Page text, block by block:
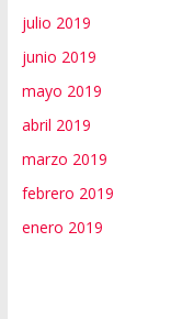
julio 2019
junio 2019
mayo 2019
abril 2019
marzo 2019
febrero 2019
enero 2019